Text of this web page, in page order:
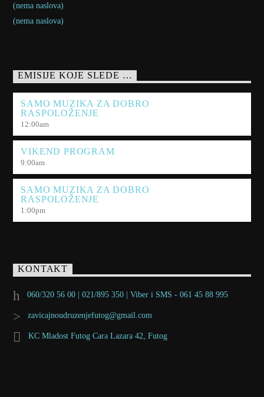
(nema naslova)
(nema naslova)
EMISIJE KOJE SLEDE …
SAMO MUZIKA ZA DOBRO
RASPOLOŽENJE
12:00am
VIKEND PROGRAM
9:00am
SAMO MUZIKA ZA DOBRO
RASPOLOŽENJE
1:00pm
KONTAKT
060/320 56 00 | 021/895 350 | Viber i SMS - 061 45 88 995
zavicajnoudruzenjefutog@gmail.com
KC Mladost Futog Cara Lazara 42, Futog